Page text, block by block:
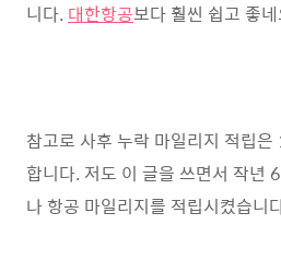
니다. 대한항공보다 훨씬 쉽고 좋
참고로 사후 누락 마일리지 적립
합니다. 저도 이 글을 쓰면서 작년
나 항공 마일리지를 적립시켰습니